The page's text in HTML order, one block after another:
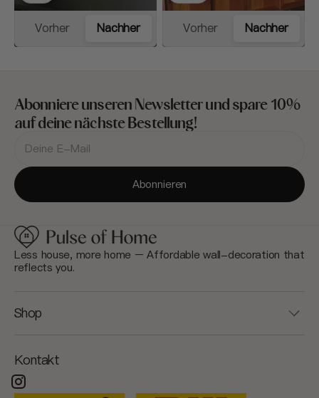
Vorher Nachher Vorher Nachher
Abonniere unseren Newsletter und spare 10%
auf deine nächste Bestellung!
Mail-
Adresse
Abonnieren
Less house, more home – Affordable wall-decoration that
reflects you.
Shop
Kontakt
Instagram